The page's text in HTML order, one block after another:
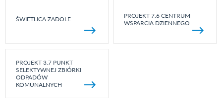
ŚWIETLICA ZADOLE
PROJEKT 7.6 CENTRUM
WSPARCIA DZIENNEGO
PROJEKT 3.7 PUNKT
SELEKTYWNEJ ZBIÓRKI
ODPADÓW
KOMUNALNYCH